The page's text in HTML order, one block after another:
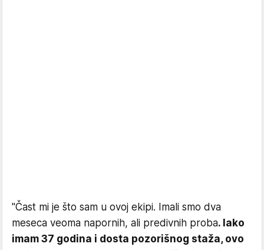
"Čast mi je što sam u ovoj ekipi. Imali smo dva
meseca veoma napornih, ali predivnih proba. Iako
imam 37 godina i dosta pozorišnog staža, ovo